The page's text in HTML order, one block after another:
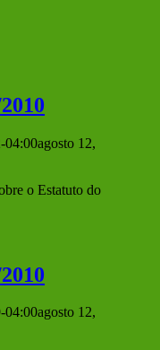
04:00agosto 12,
o Estatuto do
04:00agosto 12,